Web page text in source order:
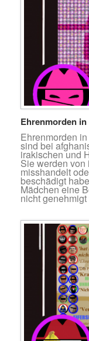
Ehrenmorden in
Ehrenmorden
sind bei
irakischen und
Sie werden
misshandelt
beschädigt
Mädchen eine
nicht